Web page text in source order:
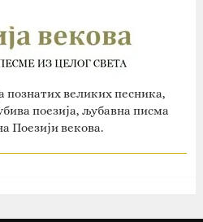
познатих великих песника,
поезија, љубавна писма
Поезији векова.